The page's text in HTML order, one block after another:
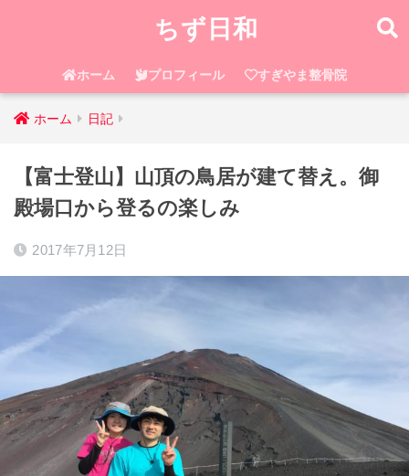
ちず日和
ホーム プロフィール すぎやま整骨院
ホーム 日記
【富士登山】山頂の鳥居が建て替え。御
殿場口から登るの楽しみ
2017年7月12日